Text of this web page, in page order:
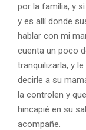
por la familia, y
y es allí donde
hablar con mi
cuenta un poco
tranquilizarla, y
decirle a su
la controlen y
hincapié en su
acompañe.